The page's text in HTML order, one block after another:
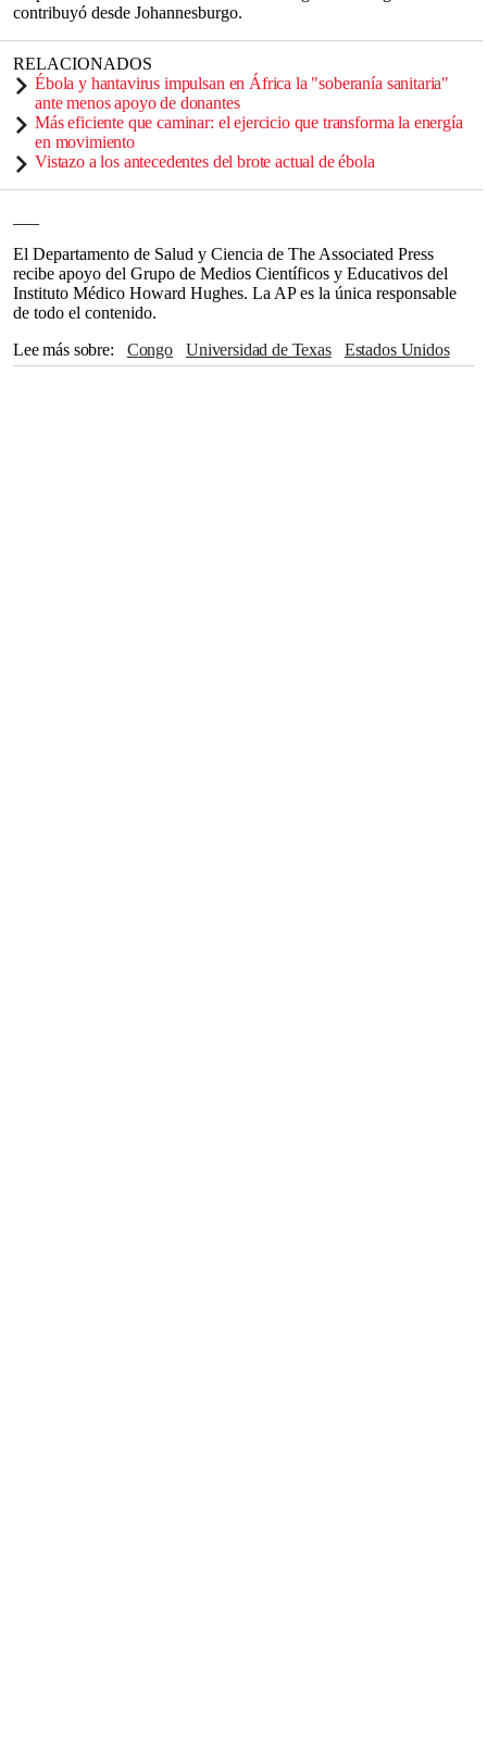
contribuyó desde Johannesburgo.
RELACIONADOS
Ébola y hantavirus impulsan en África la "soberanía sanitaria"
ante menos apoyo de donantes
Más eficiente que caminar: el ejercicio que transforma la energía
en movimiento
Vistazo a los antecedentes del brote actual de ébola
El Departamento de Salud y Ciencia de The Associated Press
recibe apoyo del Grupo de Medios Científicos y Educativos del
Instituto Médico Howard Hughes. La AP es la única responsable
de todo el contenido.
Lee más sobre
Congo Universidad de Texas
Estados Unidos